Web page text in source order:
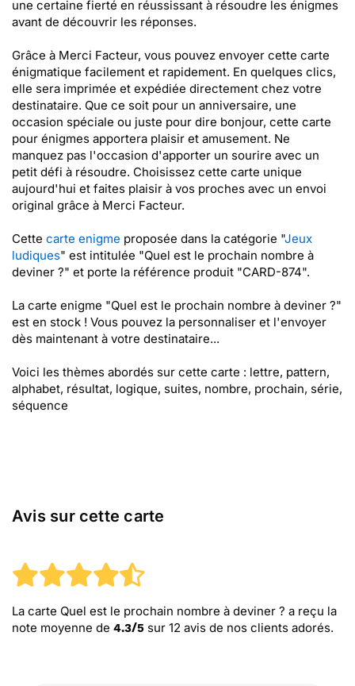
une certaine fierté en réussissant à résoudre les énigmes
avant de découvrir les réponses.
Grâce à Merci Facteur, vous pouvez envoyer cette carte
énigmatique facilement et rapidement. En quelques clics,
elle sera imprimée et expédiée directement chez votre
destinataire. Que ce soit pour un anniversaire, une
occasion spéciale ou juste pour dire bonjour, cette carte
pour énigmes apportera plaisir et amusement. Ne
manquez pas l'occasion d'apporter un sourire avec un
petit défi à résoudre. Choisissez cette carte unique
aujourd'hui et faites plaisir à vos proches avec un envoi
original grâce à Merci Facteur.
Cette carte enigme proposée dans la catégorie "Jeux
ludiques" est intitulée "Quel est le prochain nombre à
deviner ?" et porte la référence produit "CARD-874".
La carte enigme "Quel est le prochain nombre à deviner ?"
est en stock ! Vous pouvez la personnaliser et l'envoyer
dès maintenant à votre destinataire...
Voici les thèmes abordés sur cette carte : lettre, pattern,
alphabet, résultat, logique, suites, nombre, prochain, série,
séquence
Avis sur cette carte
La carte Quel est le prochain nombre à deviner ? a reçu la
note moyenne de 4.3/5 sur 12 avis de nos clients adorés.